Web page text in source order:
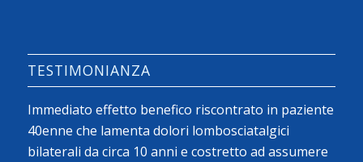
TESTIMONIANZA
Immediato effetto benefico riscontrato in paziente
40enne che lamenta dolori lombosciatalgici
bilaterali da circa 10 anni e costretto ad assumere